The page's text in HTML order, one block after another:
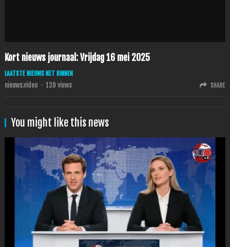
Kort nieuws journaal: Vrijdag 16 mei 2025
LAATSTE NIEUWS NET BINNEN
nieuws.video · 139 views SHARE
You might like this news